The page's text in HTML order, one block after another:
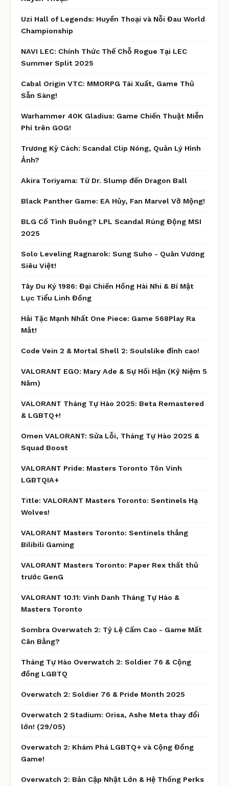
Uzi Hall of Legends: Huyền Thoại và Nỗi Đau World
Championship
NAVI LEC: Chính Thức Thế Chỗ Rogue Tại LEC
Summer Split 2025
Cabal Origin VTC: MMORPG Tái Xuất, Game Thủ
Sẵn Sàng!
Warhammer 40K Gladius: Game Chiến Thuật Miễn
Phí trên GOG!
Trương Kỳ Cách: Scandal Clip Nóng, Quản Lý Hình
Ảnh?
Akira Toriyama: Từ Dr. Slump đến Dragon Ball
Black Panther Game: EA Hủy, Fan Marvel Vỡ Mộng!
BLG Cố Tình Buông? LPL Scandal Rúng Động MSI
2025
Solo Leveling Ragnarok: Sung Suho - Quân Vương
Siêu Việt!
Tây Du Ký 1986: Đại Chiến Hồng Hài Nhi & Bí Mật
Lục Tiểu Linh Đồng
Hải Tặc Mạnh Nhất One Piece: Game 568Play Ra
Mắt!
Code Vein 2 & Mortal Shell 2: Soulslike đỉnh cao!
VALORANT EGO: Mary Ade & Sự Hối Hận (Kỷ Niệm 5
Năm)
VALORANT Tháng Tự Hào 2025: Beta Remastered
& LGBTQ+!
Omen VALORANT: Sửa Lỗi, Tháng Tự Hào 2025 &
Squad Boost
VALORANT Pride: Masters Toronto Tôn Vinh
LGBTQIA+
Title: VALORANT Masters Toronto: Sentinels Hạ
Wolves!
VALORANT Masters Toronto: Sentinels thắng
Bilibili Gaming
VALORANT Masters Toronto: Paper Rex thất thủ
trước GenG
VALORANT 10.11: Vinh Danh Tháng Tự Hào &
Masters Toronto
Sombra Overwatch 2: Tỷ Lệ Cấm Cao - Game Mất
Cân Bằng?
Tháng Tự Hào Overwatch 2: Soldier 76 & Cộng
đồng LGBTQ
Overwatch 2: Soldier 76 & Pride Month 2025
Overwatch 2 Stadium: Orisa, Ashe Meta thay đổi
lớn! (29/05)
Overwatch 2: Khám Phá LGBTQ+ và Cộng Đồng
Game!
Overwatch 2: Bản Cập Nhật Lớn & Hệ Thống Perks